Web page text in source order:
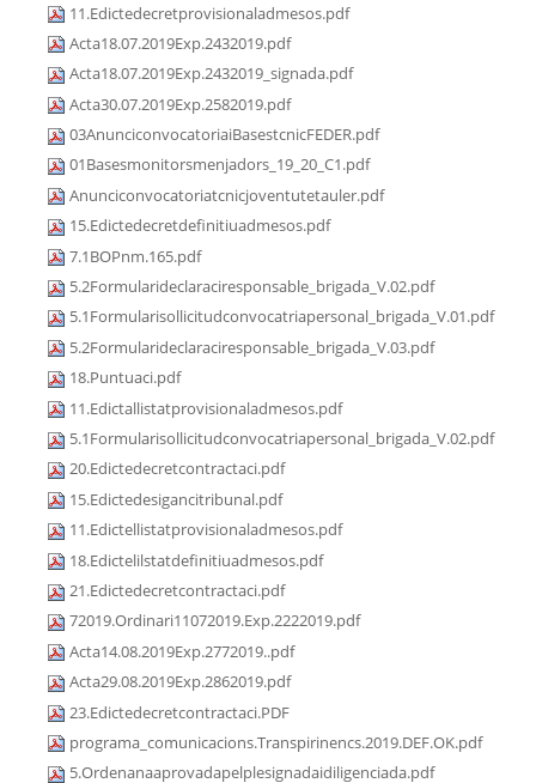
11.Edictedecretprovisionaladmesos.pdf
Acta18.07.2019Exp.2432019.pdf
Acta18.07.2019Exp.2432019_signada.pdf
Acta30.07.2019Exp.2582019.pdf
03AnunciconvocatoriaiBasestcnicFEDER.pdf
01Basesmonitorsmenjadors_19_20_C1.pdf
Anunciconvocatoriatcnicjoventutetauler.pdf
15.Edictedecretdefinitiuadmesos.pdf
7.1BOPnm.165.pdf
5.2Formularideclaraciresponsable_brigada_V.02.pdf
5.1Formularisollicitudconvocatriapersonal_brigada_V.01.pdf
5.2Formularideclaraciresponsable_brigada_V.03.pdf
18.Puntuaci.pdf
11.Edictallistatprovisionaladmesos.pdf
5.1Formularisollicitudconvocatriapersonal_brigada_V.02.pdf
20.Edictedecretcontractaci.pdf
15.Edictedesigancitribunal.pdf
11.Edictellistatprovisionaladmesos.pdf
18.Edictelilstatdefinitiuadmesos.pdf
21.Edictedecretcontractaci.pdf
72019.Ordinari11072019.Exp.2222019.pdf
Acta14.08.2019Exp.2772019..pdf
Acta29.08.2019Exp.2862019.pdf
23.Edictedecretcontractaci.PDF
programa_comunicacions.Transpirinencs.2019.DEF.OK.pdf
5.Ordenanaaprovadapelplesignadaidiligenciada.pdf